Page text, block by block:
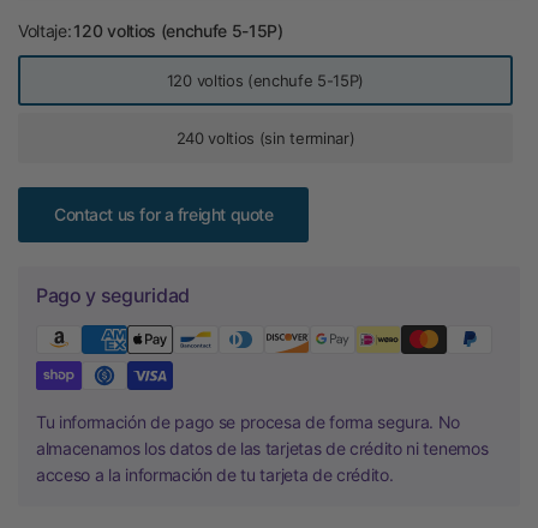
Voltaje:120 voltios (enchufe 5-15P)
120 voltios (enchufe 5-15P)
240 voltios (sin terminar)
Contact us for a freight quote
Pago y seguridad
Tu información de pago se procesa de forma segura. No
almacenamos los datos de las tarjetas de crédito ni tenemos
acceso a la información de tu tarjeta de crédito.